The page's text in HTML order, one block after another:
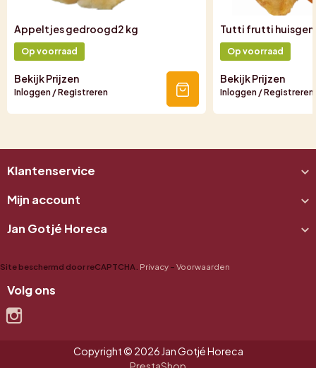
Appeltjes gedroogd2 kg
Op voorraad
Bekijk Prijzen
Inloggen / Registreren
Tutti frutti
Op voorraad
Bekijk Prijzen
Inloggen / Registreren
Klantenservice
Mijn account
Jan Gotjé Horeca
Site beschermd door reCAPTCHA. Privacy - Voorwaarden
Volg ons
Copyright © 2026 Jan Gotjé Horeca